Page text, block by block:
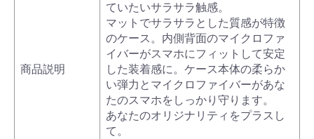
商品説明
ていたいサラサラ触感。
マットでサラサラとした質感が特徴
のケース。内側背面のマイクロファ
イバーがスマホにフィットして安定
した装着感に。ケース本体の柔らか
い弾力とマイクロファイバーがあな
たのスマホをしっかり守ります。
あなたのオリジナリティをプラスし
て。